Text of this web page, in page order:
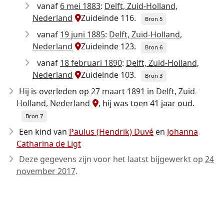
vanaf 6 mei 1883: Delft, Zuid-Holland,
Nederland
Zuideinde 116. Bron 5
vanaf 19 juni 1885: Delft, Zuid-Holland,
Nederland
Zuideinde 123. Bron 6
vanaf 18 februari 1890: Delft, Zuid-Holland,
Nederland
Zuideinde 103. Bron 3
Hij is overleden op 27 maart 1891 in Delft, Zuid-
Holland, Nederland
, hij was toen 41 jaar oud.
Bron 7
Een kind van Paulus (Hendrik) Duvé en Johanna
Catharina de Ligt
Deze gegevens zijn voor het laatst bijgewerkt op 24
november 2017.